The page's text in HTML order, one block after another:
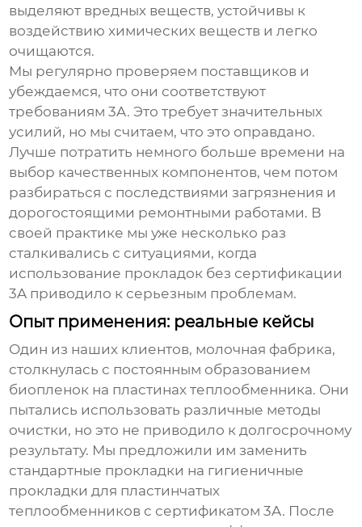
выделяют вредных веществ, устойчивы к
воздействию химических веществ и легко
очищаются.
Мы регулярно проверяем поставщиков и
убеждаемся, что они соответствуют
требованиям 3A. Это требует значительных
усилий, но мы считаем, что это оправдано.
Лучше потратить немного больше времени на
выбор качественных компонентов, чем потом
разбираться с последствиями загрязнения и
дорогостоящими ремонтными работами. В
своей практике мы уже несколько раз
сталкивались с ситуациями, когда
использование прокладок без сертификации
3A приводило к серьезным проблемам.
Опыт применения: реальные кейсы
Один из наших клиентов, молочная фабрика,
столкнулась с постоянным образованием
биопленок на пластинах теплообменника. Они
пытались использовать различные методы
очистки, но это не приводило к долгосрочному
результату. Мы предложили им заменить
стандартные прокладки на гигиеничные
прокладки для пластинчатых
теплообменников с сертификатом 3A. После